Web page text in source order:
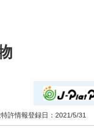
許情報登録日： 2021/5/31